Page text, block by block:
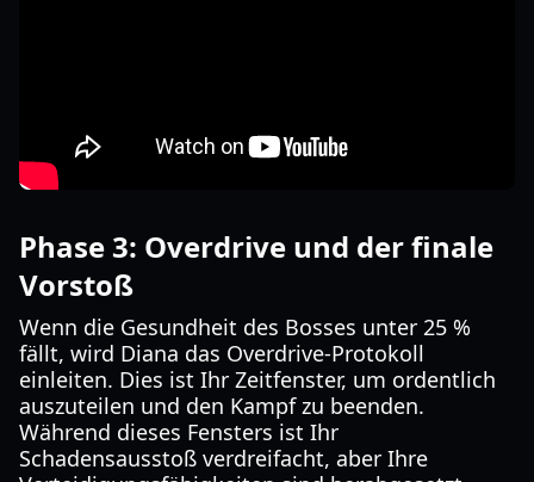
Phase 3: Overdrive und der finale
Vorstoß
Wenn die Gesundheit des Bosses unter 25 %
fällt, wird Diana das Overdrive-Protokoll
einleiten. Dies ist Ihr Zeitfenster, um ordentlich
auszuteilen und den Kampf zu beenden.
Während dieses Fensters ist Ihr
Schadensausstoß verdreifacht, aber Ihre